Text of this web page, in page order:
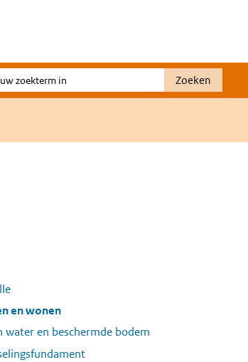
Zoeken
en wonen
water en beschermde bodem